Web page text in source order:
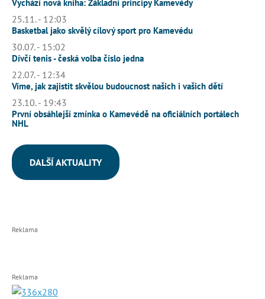
Vychází nová kniha: Základní principy Kamevédy
25.11. - 12:03
Basketbal jako skvělý cílový sport pro Kamevédu
30.07. - 15:02
Dívčí tenis - česká volba číslo jedna
22.07. - 12:34
Víme, jak zajistit skvělou budoucnost našich i vašich dětí
23.10. - 19:43
První obsáhlejší zmínka o Kamevédě na oficiálních portálech
NHL
DALŠÍ AKTUALITY
Reklama
Reklama